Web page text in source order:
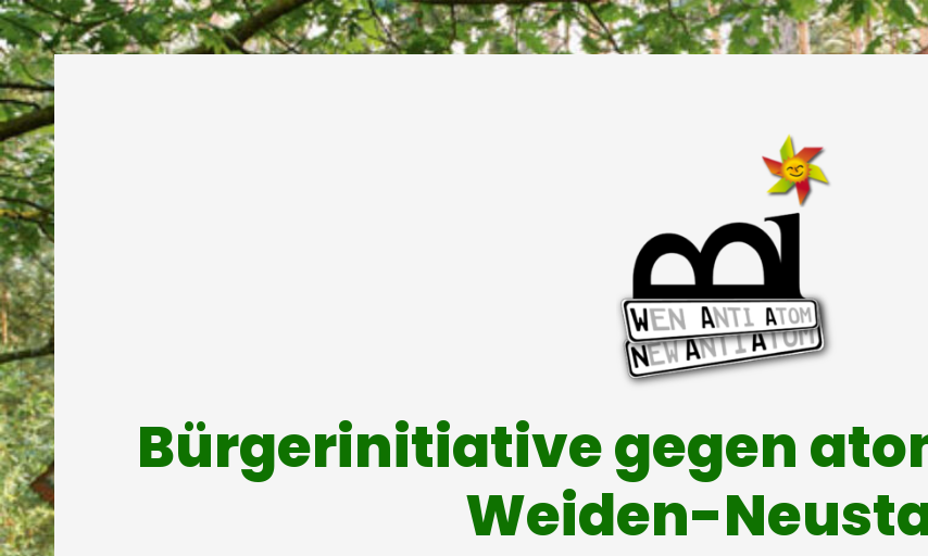
Bürgerinitiative gegen
Weiden-